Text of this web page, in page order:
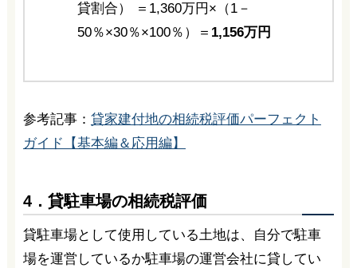
貸割合） ＝1,360万円×（1－
50％×30％×100％）＝ 1,156万円
参考記事： 貸家建付地の相続税評価パーフェクト
ガイド【基本編＆応用編】
4．貸駐車場の相続税評価
貸駐車場として使用している土地は、自分で駐車
場を運営しているか駐車場の運営会社に貸してい